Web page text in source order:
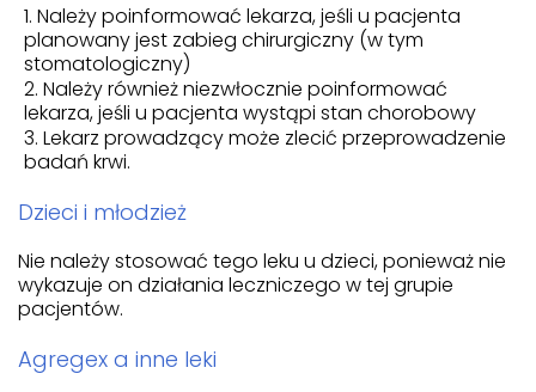
Należy poinformować lekarza, jeśli u pacjenta
planowany jest zabieg chirurgiczny (w tym
stomatologiczny)
Należy również niezwłocznie poinformować
lekarza, jeśli u pacjenta wystąpi stan chorobowy
Lekarz prowadzący może zlecić przeprowadzenie
badań krwi.
Dzieci i młodzież
Nie należy stosować tego leku u dzieci, ponieważ nie
wykazuje on działania leczniczego w tej grupie
pacjentów.
Agregex a inne leki